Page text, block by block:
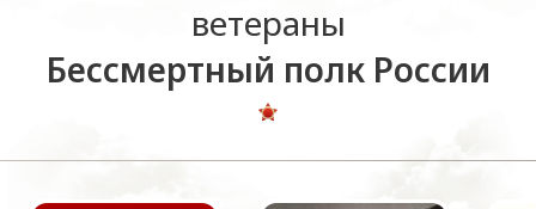
ветераны
Бессмертный полк России